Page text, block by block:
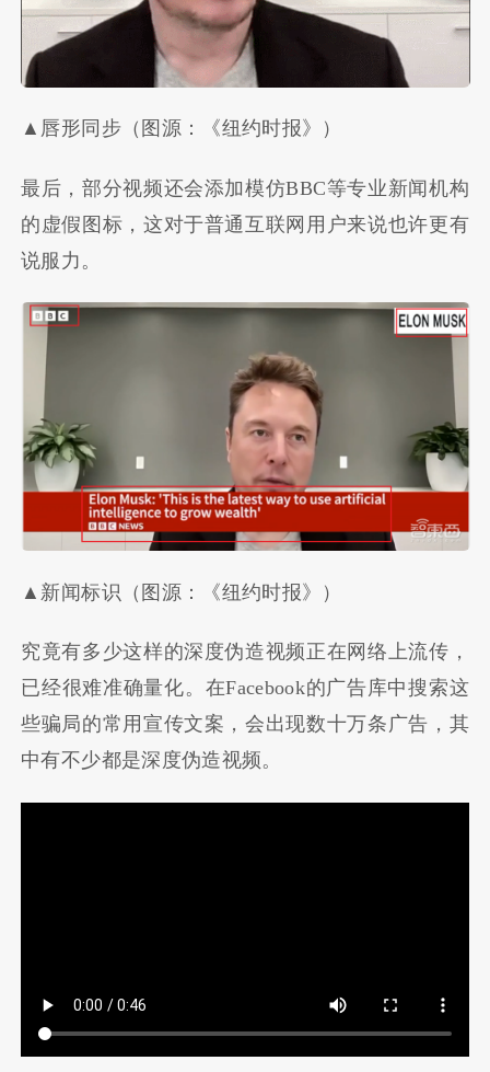
▲唇形同步（图源：《纽约时报》）
最后，部分视频还会添加模仿BBC等专业新闻机构
的虚假图标，这对于普通互联网用户来说也许更有
说服力。
▲新闻标识（图源：《纽约时报》）
究竟有多少这样的深度伪造视频正在网络上流传，
已经很难准确量化。在Facebook的广告库中搜索这
些骗局的常用宣传文案，会出现数十万条广告，其
中有不少都是深度伪造视频。